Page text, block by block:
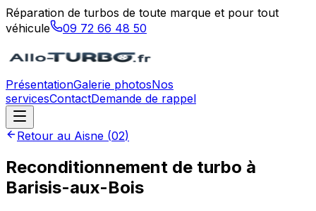
Réparation de turbos de toute marque et pour tout
véhicule
09 72 66 48 50
PrésentationGalerie photosNos
servicesContactDemande de rappel
Retour au Aisne (02)
Reconditionnement de turbo à
Barisis-aux-Bois